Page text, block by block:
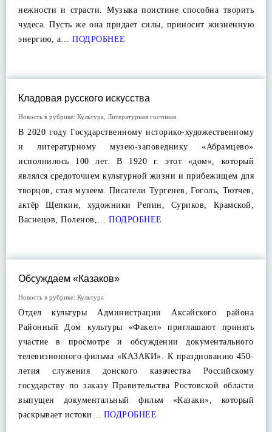
нежности и страсти. Музыка поистине способна творить
чудеса. Пусть же она придает силы, приносит жизненную
энергию, а… ПОДРОБНЕЕ
Кладовая русского искусства
Новость в рубрике: Культура Литературная гостиная
В 2020 году Государственному историко-художественному
и литературному музею-заповеднику «Абрамцево»
исполнилось 100 лет. В 1920 г. этот «дом», который
являлся средоточием культурной жизни и прибежищем для
творцов, стал музеем. Писатели Тургенев, Гоголь, Тютчев,
актёр Щепкин, художники Репин, Суриков, Крамской,
Васнецов, Поленов,… ПОДРОБНЕЕ
Обсуждаем «Казаков»
Новость в рубрике: Культура
Отдел культуры Администрации Аксайского района
Районный Дом культуры «Факел» приглашают принять
участие в просмотре и обсуждении документального
телевизионного фильма «КАЗАКИ». К празднованию 450-
летия служения донского казачества Российскому
государству по заказу Правительства Ростовской области
выпущен документальный фильм «Казаки», который
раскрывает истоки… ПОДРОБНЕЕ